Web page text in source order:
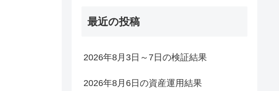
最近の投稿
2026年8月3日～7日の検証結果
2026年8月6日の資産運用結果